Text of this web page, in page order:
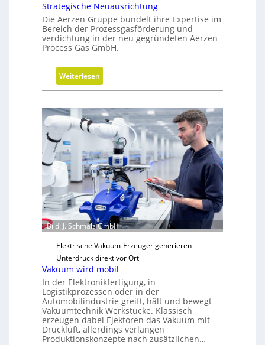
Strategische Neuausrichtung
Die Aerzen Gruppe bündelt ihre Expertise im
Bereich der Prozessgasförderung und -
verdichtung in der neu gegründeten Aerzen
Process Gas GmbH.
Weiterlesen:
S
r
a
t
e
g
i
s
c
h
e
e
u
a
u
s
r
i
c
Bild: J. Schmalz GmbH
Elektrische Vakuum-Erzeuger generieren
Unterdruck direkt vor Ort
Vakuum wird mobil
In der Elektronikfertigung, in
Logistikprozessen oder in der
Automobilindustrie greift, hält und bewegt
Vakuumtechnik Werkstücke. Klassisch
erzeugen dabei Ejektoren das Vakuum mit
Druckluft, allerdings verlangen
Produktionskonzepte nach zusätzlichen…